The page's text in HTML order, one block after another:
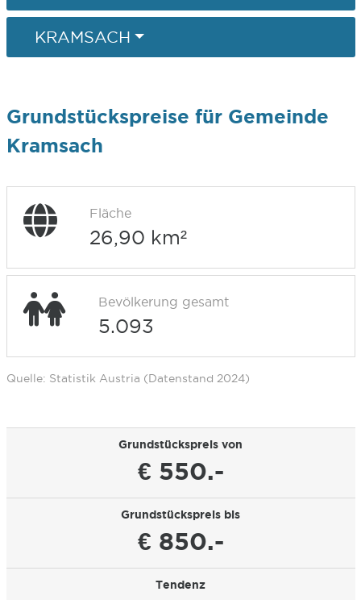
KRAMSACH
Grundstückspreise für Gemeinde
Kramsach
Fläche
26,90 km²
Bevölkerung gesamt
5.093
Quelle: Statistik Austria (Datenstand 2024)
Grundstückspreis von
€ 550.-
Grundstückspreis bis
€ 850.-
Tendenz